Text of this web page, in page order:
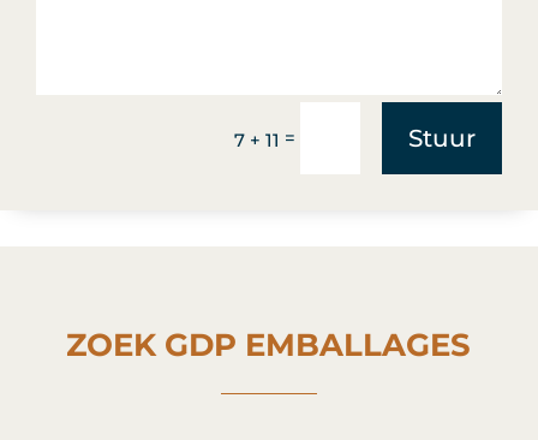
7 + 11 = Stuur
ZOEK GDP EMBALLAGES